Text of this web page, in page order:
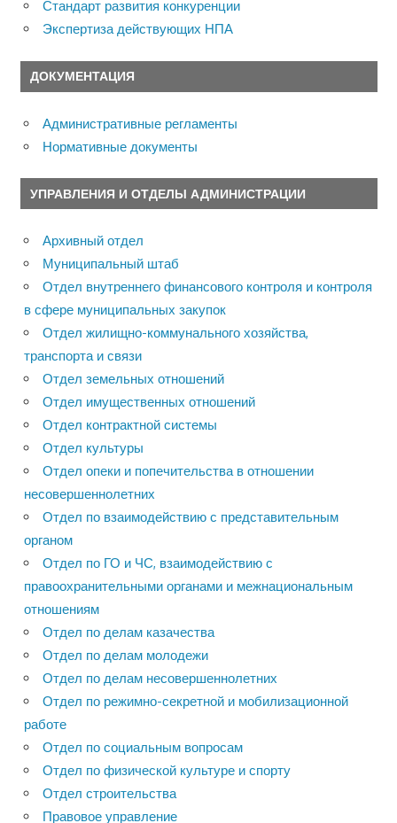
Стандарт развития конкуренции
Экспертиза действующих НПА
ДОКУМЕНТАЦИЯ
Административные регламенты
Нормативные документы
УПРАВЛЕНИЯ И ОТДЕЛЫ АДМИНИСТРАЦИИ
Архивный отдел
Муниципальный штаб
Отдел внутреннего финансового контроля и контроля
в сфере муниципальных закупок
Отдел жилищно-коммунального хозяйства,
транспорта и связи
Отдел земельных отношений
Отдел имущественных отношений
Отдел контрактной системы
Отдел культуры
Отдел опеки и попечительства в отношении
несовершеннолетних
Отдел по взаимодействию с представительным
органом
Отдел по ГО и ЧС, взаимодействию с
правоохранительными органами и межнациональным
отношениям
Отдел по делам казачества
Отдел по делам молодежи
Отдел по делам несовершеннолетних
Отдел по режимно-секретной и мобилизационной
работе
Отдел по социальным вопросам
Отдел по физической культуре и спорту
Отдел строительства
Правовое управление